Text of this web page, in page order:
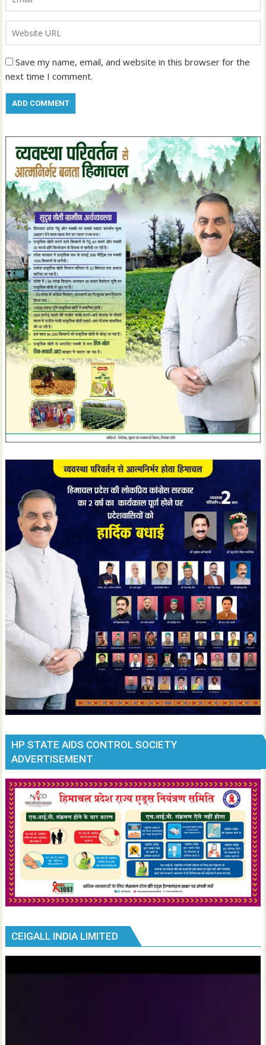
Save my name, email, and website in this browser for the
next time I comment.
HP STATE AIDS CONTROL SOCIETY
ADVERTISEMENT
CEIGALL INDIA LIMITED